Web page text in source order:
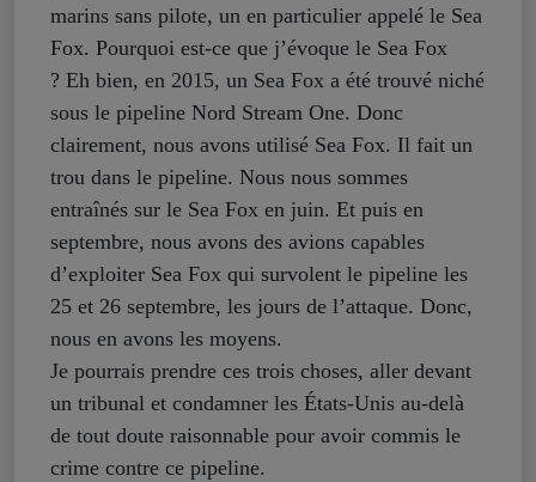
marins sans pilote, un en particulier appelé le Sea
Fox. Pourquoi est-ce que j’évoque le Sea Fox
? Eh bien, en 2015, un Sea Fox a été trouvé niché
sous le pipeline Nord Stream One. Donc
clairement, nous avons utilisé Sea Fox. Il fait un
trou dans le pipeline. Nous nous sommes
entraînés sur le Sea Fox en juin. Et puis en
septembre, nous avons des avions capables
d’exploiter Sea Fox qui survolent le pipeline les
25 et 26 septembre, les jours de l’attaque. Donc,
nous en avons les moyens.
Je pourrais prendre ces trois choses, aller devant
un tribunal et condamner les États-Unis au-delà
de tout doute raisonnable pour avoir commis le
crime contre ce pipeline.